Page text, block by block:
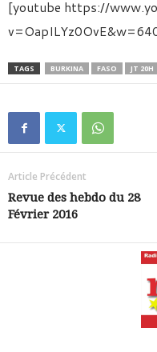
[youtube https://
TAGS BURKINA FASO JT 20H
Article Précédent
Revue des hebdo du 28
Février 2016